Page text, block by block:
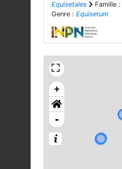
Equisetales
Famille :
Genre : Equisetum
+
-